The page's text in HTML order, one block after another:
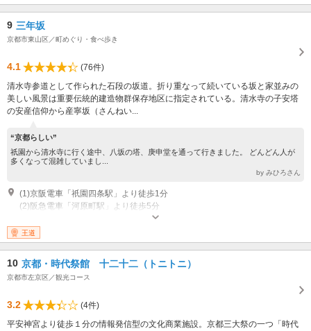
9 三年坂
京都市東山区／町めぐり・食べ歩き
4.1
(76件)
清水寺参道として作られた石段の坂道。折り重なって続いている坂と家並みの
美しい風景は重要伝統的建造物群保存地区に指定されている。清水寺の子安塔
の安産信仰から産寧坂（さんねい...
“京都らしい”
祇園から清水寺に行く途中、八坂の塔、庚申堂を通って行きました。 どんどん人が
多くなって混雑していまし...
by みひろさん
(1)京阪電車「祇園四条駅」より徒歩1分
(2)阪急電車「河原町駅」より徒歩5分
王道
10 京都・時代祭館 十二十二（トニトニ）
京都市左京区／観光コース
3.2
(4件)
平安神宮より徒歩１分の情報発信型の文化商業施設。京都三大祭の一つ「時代